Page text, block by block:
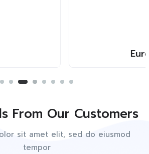
Automation
From Our Customers
sit amet elit, sed do eiusmod
tempor